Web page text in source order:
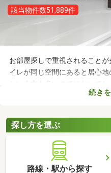
該当物件数51,889件
お部屋探しで重視されること
イレが同じ空間にあると居心
という方も多いのではないで
快適に暮らせるバス・トイレ
してみてくださいね。
続き
探し方を選ぶ
路線・駅から探す